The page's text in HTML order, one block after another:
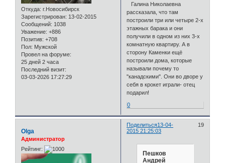
Откуда: г.Новосибирск
Зарегистрирован: 13-02-2015
Сообщений: 1038
Уважение: +886
Позитив: +708
Пол: Мужской
Провел на форуме:
25 дней 2 часа
Последний визит:
03-03-2026 17:27:29
Галина Николаевна
рассказала, что там
построили три или четыре 2-х
этажных барака и они
получили в одном из них 3-х
комнатную квартиру. А в
сторону Каменки ещё
построили дома, которые
называли почему то
"канадскими". Они во дворе у
себя в крокет играли- отец
подарил!
0
Поделиться 19
13-04-
2015 21:25:03
Olga
Администратор
Рейтинг:
Пешков
Андрей